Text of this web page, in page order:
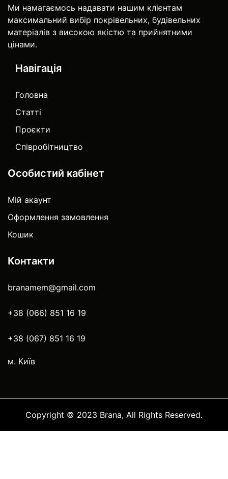
Ми намагаємось надавати нашим клієнтам
максимальний вибір покрівельних, будівельних
матеріалів з високою якістю та прийнятними
цінами.
Навігація
Головна
Статті
Проєкти
Співробітництво
Особистий кабінет
Мій акаунт
Оформлення замовлення
Кошик
Контакти
branamem@gmail.com
+38 (066) 851 16 19
+38 (067) 851 16 19
м. Київ
Copyright © 2023 Brana, All Rights Reserved.